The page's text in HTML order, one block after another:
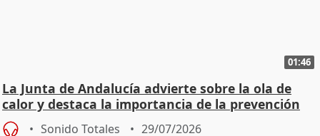
01:46
La Junta de Andalucía advierte sobre la ola de
calor y destaca la importancia de la prevención
Sonido Totales 29/07/2026